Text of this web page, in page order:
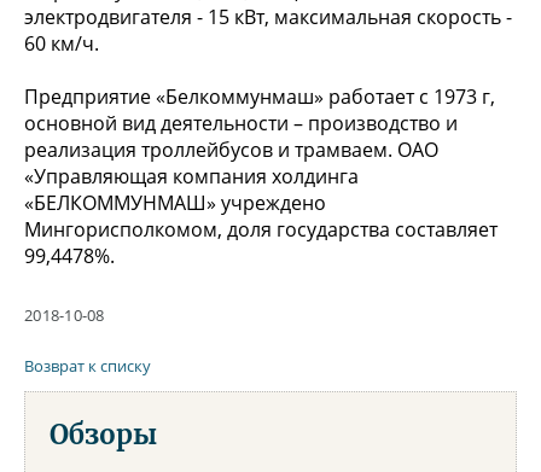
электродвигателя - 15 кВт, максимальная скорость -
60 км/ч.
Предприятие «Белкоммунмаш» работает с 1973 г,
основной вид деятельности – производство и
реализация троллейбусов и трамваем. ОАО
«Управляющая компания холдинга
«БЕЛКОММУНМАШ» учреждено
Мингорисполкомом, доля государства составляет
99,4478%.
2018-10-08
Возврат к списку
Обзоры